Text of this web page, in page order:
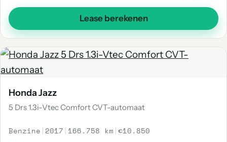
Lease berekenen
Honda Jazz
5 Drs 1.3i-Vtec Comfort CVT-automaat
Benzine | 2017 | 166.758 km |€10.850